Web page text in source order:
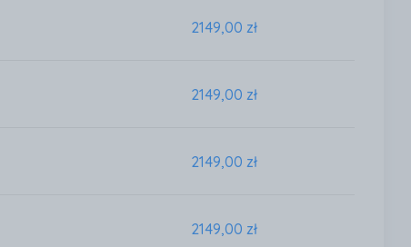
2149,00 zł
2149,00 zł
2149,00 zł
2149,00 zł